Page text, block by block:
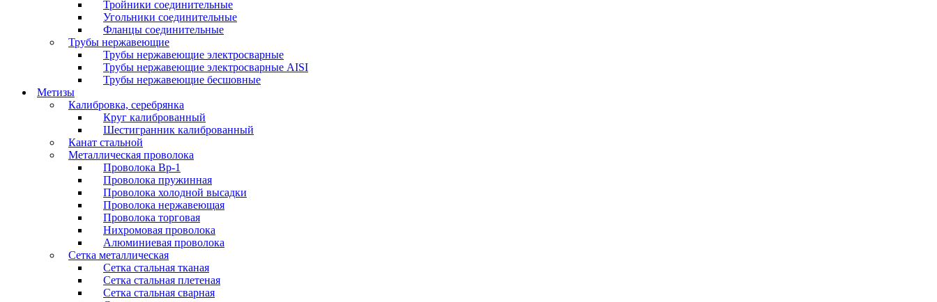
Тройники соединительные
Угольники соединительные
Фланцы соединительные
Трубы нержавеющие
Трубы нержавеющие электросварные
Трубы нержавеющие электросварные AISI
Трубы нержавеющие бесшовные
Метизы
Калибровка, серебрянка
Круг калиброванный
Шестигранник калиброванный
Канат стальной
Металлическая проволока
Проволока Вр-1
Проволока пружинная
Проволока холодной высадки
Проволока нержавеющая
Проволока торговая
Нихромовая проволока
Алюминиевая проволока
Сетка металлическая
Сетка стальная тканая
Сетка стальная плетеная
Сетка стальная сварная